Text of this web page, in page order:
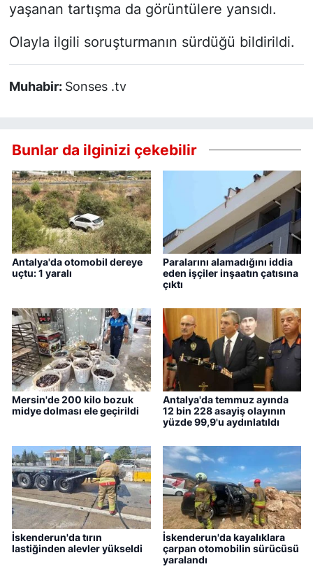
yaşanan tartışma da görüntülere yansıdı.
Olayla ilgili soruşturmanın sürdüğü bildirildi.
Muhabir: Sonses .tv
Bunlar da ilginizi çekebilir
Antalya'da otomobil dereye
uçtu: 1 yaralı
Paralarını alamadığını iddia
eden işçiler inşaatın çatısına
çıktı
Mersin'de 200 kilo bozuk
midye dolması ele geçirildi
Antalya'da temmuz ayında
12 bin 228 asayiş olayının
yüzde 99,9'u aydınlatıldı
İskenderun'da tırın
lastiğinden alevler yükseldi
İskenderun'da kayalıklara
çarpan otomobilin sürücüsü
yaralandı